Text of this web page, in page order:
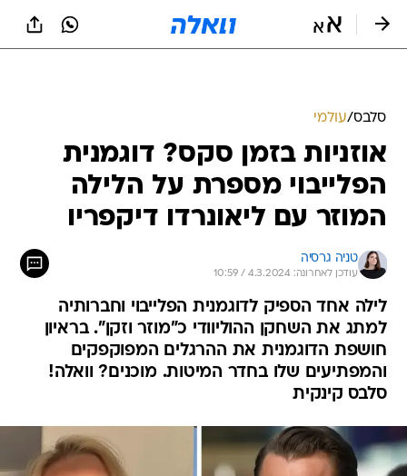
סלבס/עולמי
אוזניות בזמן סקס? דוגמנית
הפלייבוי מספרת על הלילה
המוזר עם ליאונרדו דיקפריו
טניה גרסיה
עודכן לאחרונה: 4.3.2024 / 10:59
לילה אחד הספיק לדוגמנית הפלייבוי וחברותיה
למתג את השחקן ההוליוודי כ"מוזר וזקן". בראיון
חושפת הדוגמנית את ההרגלים המפוקפקים
והמפתיעים שלו בחדר המיטות. מוכנים? וואלה!
סלבס קינקית